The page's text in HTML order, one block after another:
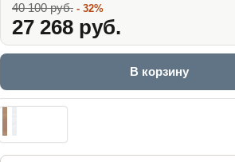
40 100 руб. - 32%
27 268 руб.
В корзину